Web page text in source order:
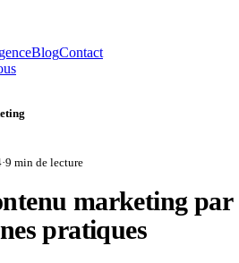
BlogContact
·9 min de lecture
marketing par
pratiques